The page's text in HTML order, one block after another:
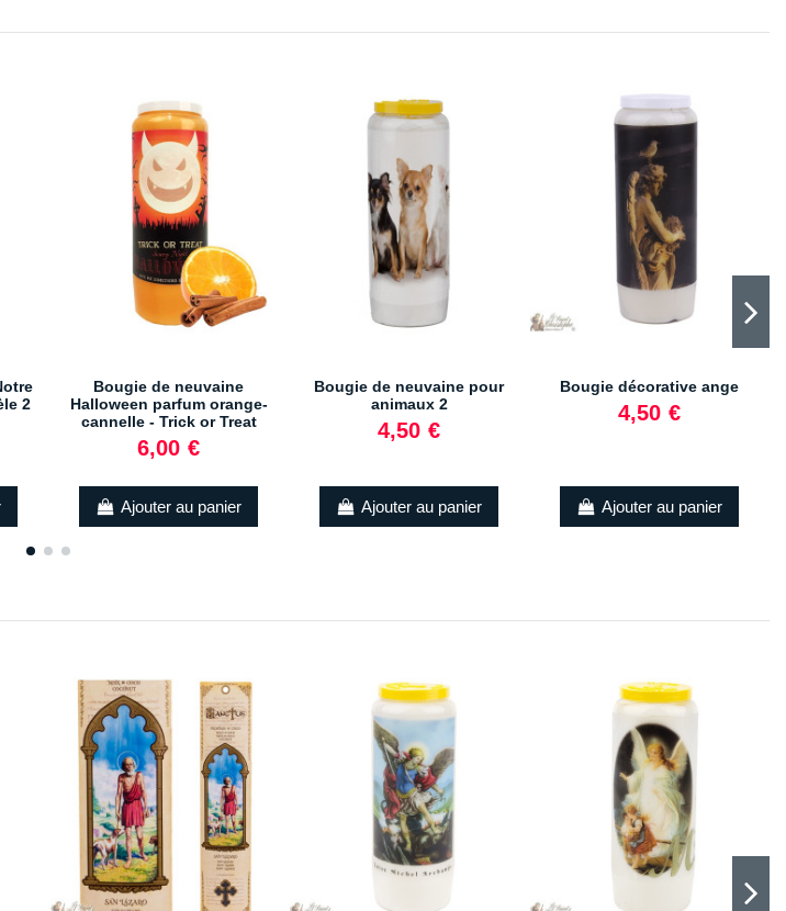
2
Bougie de neuvaine
Halloween parfum orange-
cannelle - Trick or Treat
6,00 €
Ajouter au panier
Bougie de neuvaine pour
animaux 2
4,50 €
Ajouter au panier
Bougie décorative ange
4,50 €
Ajouter au panier